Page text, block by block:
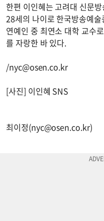
한편 이인혜는 고려대 신문
28세의 나이로 한국방송예
연예인 중 최연소 대학 교수
를 자랑한 바 있다.
/nyc@osen.co.kr
[사진] 이인혜 SNS
최이정(nyc@osen.co.kr)